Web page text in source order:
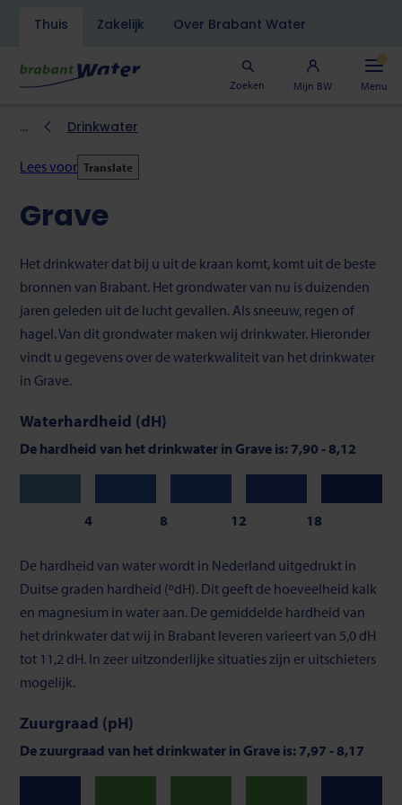
Overslaan
naar
de
gaan
Thuis Zakelijk Over Brabant Water
Zoeken Mijn BW Menu
Kruimelpad
Drinkwater
Lees voor Translate
Grave
Het drinkwater dat bij u uit de kraan komt, komt uit de beste
bronnen van Brabant. Het grondwater van nu is duizenden
jaren geleden uit de lucht gevallen. Als sneeuw, regen of
hagel. Van dit grondwater maken wij drinkwater. Hieronder
vindt u gegevens over de waterkwaliteit van het drinkwater
in Grave.
Waterhardheid (dH)
De hardheid van het drinkwater in Grave is: 7,90 - 8,12
zacht
4 8 12
hard
18
Schaalverdeling
van
waterhardheid
De hardheid van water wordt in Nederland uitgedrukt in
Duitse graden hardheid (ºdH). Dit geeft de hoeveelheid kalk
en magnesium in water aan. De gemiddelde hardheid van
het drinkwater dat wij in Brabant leveren varieert van 5,0 dH
tot 11,2 dH. In zeer uitzonderlijke situaties zijn er uitschieters
mogelijk.
Zuurgraad (pH)
De zuurgraad van het drinkwater in Grave is: 7,97 - 8,17
NeutraalNeutraalNeutraal